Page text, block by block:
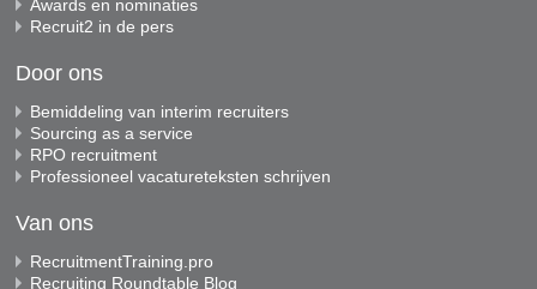
Awards en nominaties
Recruit2 in de pers
Door ons
Bemiddeling van interim recruiters
Sourcing as a service
RPO recruitment
Professioneel vacatureteksten schrijven
Van ons
RecruitmentTraining.pro
Recruiting Roundtable Blog